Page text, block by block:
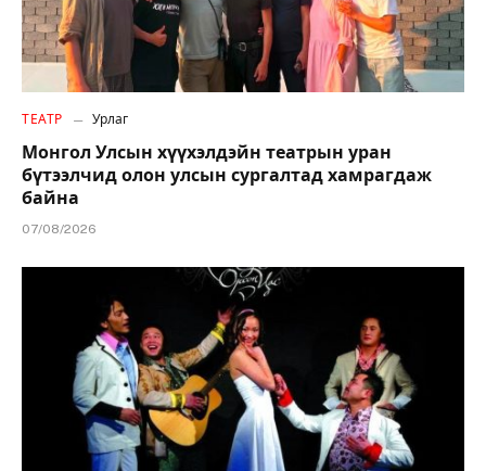
ТЕАТР Урлаг
Монгол Улсын хүүхэлдэйн театрын уран
бүтээлчид олон улсын сургалтад хамрагдаж
байна
07/08/2026